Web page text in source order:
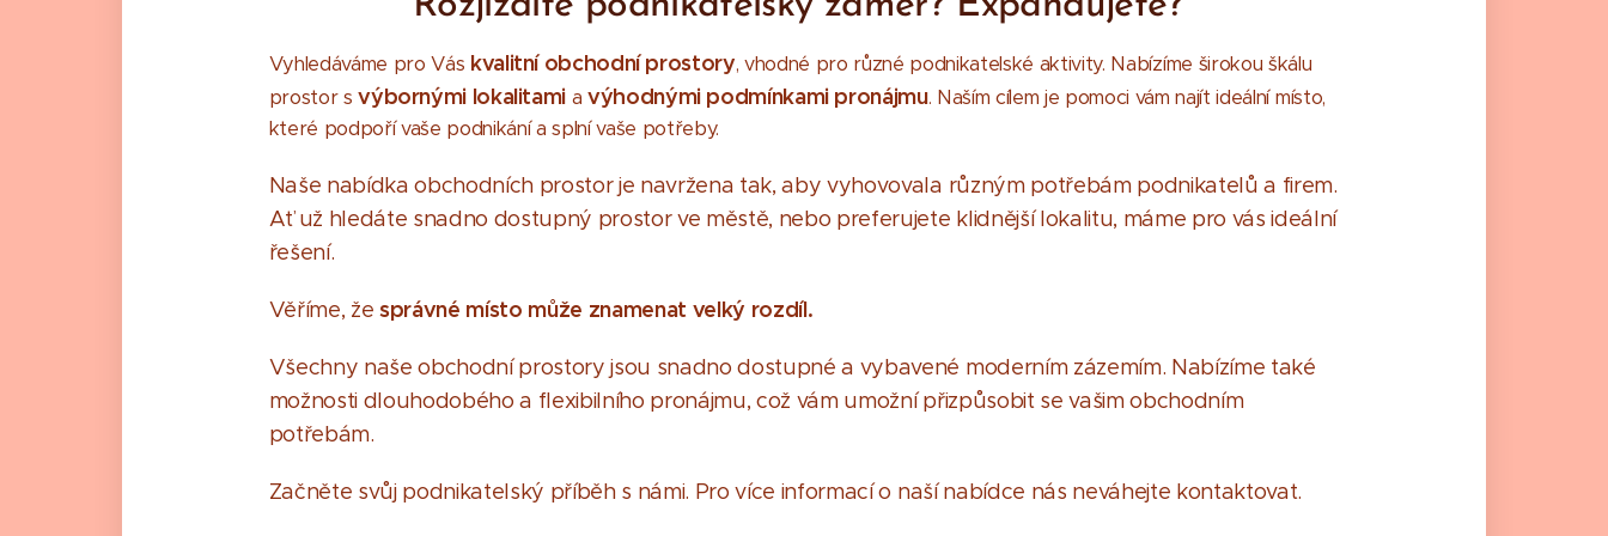
Vyhledáváme pro Vás kvalitní obchodní prostory, vhodné pro různé podnikatelské aktivity. Nabízíme širokou škálu
prostor svýbornými lokalitami avýhodnými podmínkami pronájmu. Naším cílem je pomoci vám najít ideální místo,
které podpoří vaše podnikání a splní vaše potřeby.
Naše nabídka obchodních prostor je navržena tak, aby vyhovovala různým potřebám podnikatelů a firem.
Ať už hledáte snadno dostupný prostor ve městě, nebo preferujete klidnější lokalitu, máme pro vás ideální
řešení.
Věříme, že správné místo může znamenat velký rozdíl.
Všechny naše obchodní prostory jsou snadno dostupné a vybavené moderním zázemím. Nabízíme také
možnosti dlouhodobého a flexibilního pronájmu, což vám umožní přizpůsobit se vašim obchodním
potřebám.
Začněte svůj podnikatelský příběh s námi. Pro více informací o naší nabídce nás neváhejte kontaktovat.